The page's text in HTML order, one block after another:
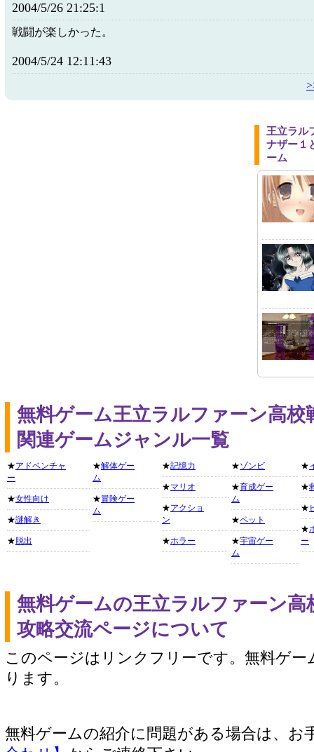
2004/5/26 21:25:1
戦闘が楽しかった。
2004/5/24 12:11:43
王立ラル
ナザー１
ーム
無料ゲーム王立ラルファーン高校
関連ゲームジャンル一覧
★アドベンチャ
ー
★女性向け
★謎解き
★ 脱出
★解体ゲー
ム
★冒険ゲー
ム
★記憶力
★マリオ
★アクショ
ン
★ホラー
★ゾンビ
★育成ゲー
ム
★ペット
★宇宙ゲー
ム
★
★
★
★
ー
無料ゲームの王立ラルファーン高
攻略交流ページについて
このページはリンクフリーです。無料ゲー
ります。
無料ゲームの紹介に問題がある場合は、お